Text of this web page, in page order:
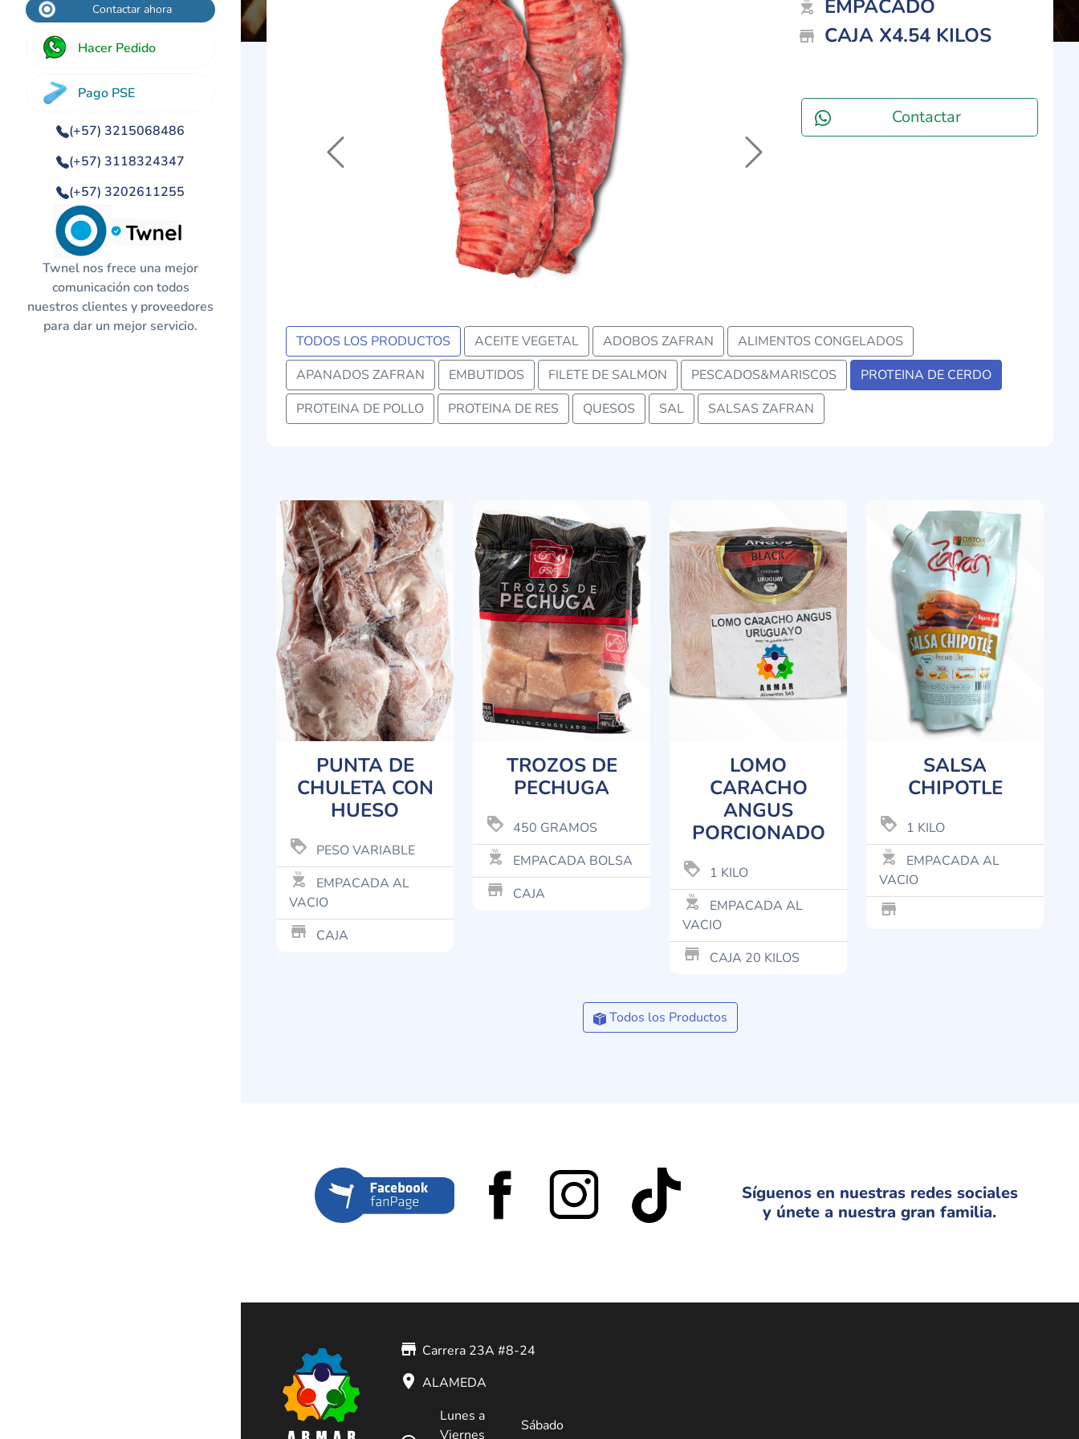
Contactar ahora
Hacer Pedido
Pago PSE
(+57) 3215068486
(+57) 3118324347
(+57) 3202611255
Twnel nos frece una mejor
comunicación con todos
nuestros clientes y proveedores
para dar un mejor servicio.
Previous Next
outdoor_grill EMPACADO
store_mall_directory CAJA X4.54 KILOS
Contactar
TODOS LOS PRODUCTOS ACEITE VEGETAL ADOBOS ZAFRAN
ALIMENTOS CONGELADOS
APANADOS ZAFRAN
EMBUTIDOS FILETE DE SALMON PESCADOS&MARISCOS
PROTEINA DE CERDO
PROTEINA DE POLLO
PROTEINA DE RES QUESOS SAL SALSAS ZAFRAN
PUNTA DE
CHULETA CON
HUESO
loyalty PESO VARIABLE
outdoor_grill
EMPACADA AL
VACIO
store_mall_directory CAJA
TROZOS DE
PECHUGA
loyalty 450 GRAMOS
outdoor_grill EMPACADA BOLSA
store_mall_directory CAJA
LOMO
CARACHO
ANGUS
PORCIONADO
loyalty 1 KILO
outdoor_grill
EMPACADA AL
VACIO
store_mall_directory CAJA 20 KILOS
SALSA
CHIPOTLE
loyalty 1 KILO
outdoor_grill
EMPACADA AL
VACIO
store_mall_directory
Todos los Productos
Síguenos en nuestras redes sociales
y únete a nuestra gran familia.
store_mall_directory Carrera 23A #8-24
place ALAMEDA
Lunes a
Viernes
Sábado